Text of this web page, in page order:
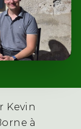
Kevin
à